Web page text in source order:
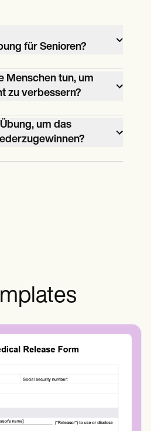
für Senioren?
für
Balance, die
Stabilität und zur
beiträgt.
Menschen tun, um
zu verbessern?
das
indem sie
wie Tai Chi,
in ihre Routine
um das
Wiederherstellung